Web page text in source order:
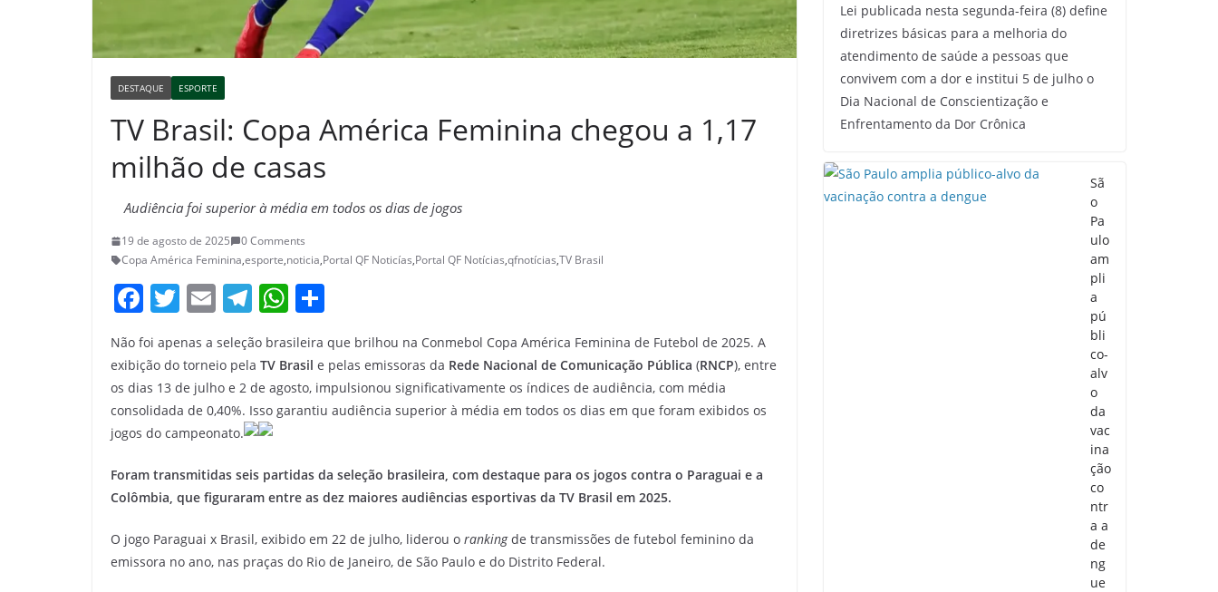
DESTAQUE ESPORTE
TV Brasil: Copa América Feminina chegou a 1,17
milhão de casas
Audiência foi superior à média em todos os dias de jogos
19 de agosto de 2025
0 Comments
Copa América Feminina,esporte,noticia,Portal QF Noticías,Portal QF Notícias,qfnotícias,TV Brasil
F
a
c
e
b
o
o
k
T
itt
er
E
m
ai
l
T
el
e
gr
a
m
W
h
at
s
A
p
ar
e
Não foi apenas a seleção brasileira que brilhou na Conmebol Copa América Feminina de Futebol de 2025. A
exibição do torneio pela TV Brasil e pelas emissoras da Rede Nacional de Comunicação Pública (RNCP), entre
os dias 13 de julho e 2 de agosto, impulsionou significativamente os índices de audiência, com média
consolidada de 0,40%. Isso garantiu audiência superior à média em todos os dias em que foram exibidos os
jogos do campeonato.
Foram transmitidas seis partidas da seleção brasileira, com destaque para os jogos contra o Paraguai e a
Colômbia, que figuraram entre as dez maiores audiências esportivas da TV Brasil em 2025.
O jogo Paraguai x Brasil, exibido em 22 de julho, liderou o rankingde transmissões de futebol feminino da
emissora no ano, nas praças do Rio de Janeiro, de São Paulo e do Distrito Federal.
Lei publicada nesta segunda-feira (8) define
diretrizes básicas para a melhoria do
atendimento de saúde a pessoas que
convivem com a dor e institui 5 de julho o
Dia Nacional de Conscientização e
Enfrentamento da Dor Crônica
Sã
o
Pa
ulo
am
pli
a
pú
bli
co-
alv
o
da
vac
ina
ção
co
ntr
a a
de
ng
ue